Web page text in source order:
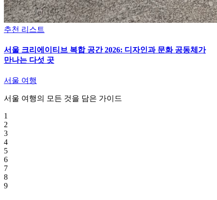
추천 리스트
서울 크리에이티브 복합 공간 2026: 디자인과 문화 공동체가
만나는 다섯 곳
서울 여행
서울 여행의 모든 것을 담은 가이드
1
2
3
4
5
6
7
8
9